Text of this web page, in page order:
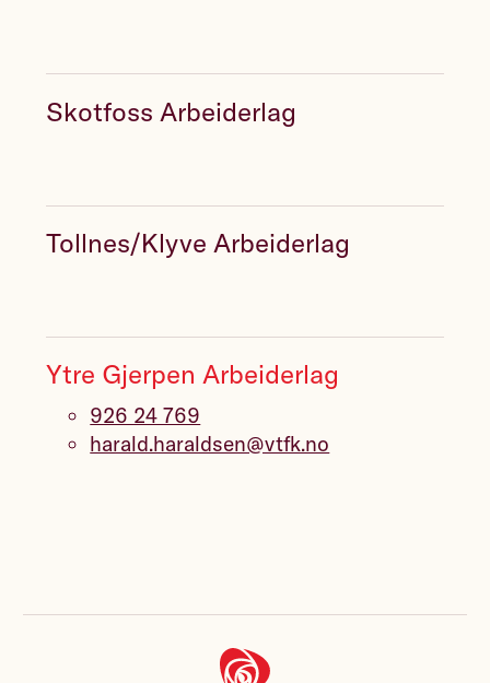
Skotfoss Arbeiderlag
Tollnes/Klyve Arbeiderlag
Ytre Gjerpen Arbeiderlag
926 24 769
harald.haraldsen@vtfk.no